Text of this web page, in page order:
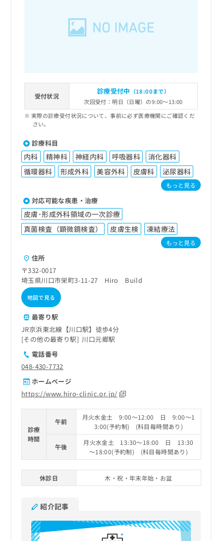
受付状況
診療受付中 （18:00まで）
次回受付：明日（日曜）の9:00～13:00
実際の診療受付状況について、事前に必ず医療機関にご確認くだ
さい。
診療科目
内科 精神科 神経内科 呼吸器科
消化器科
循環器科
形成外科 美容外科 皮膚科 泌尿器科
もっと見る
対応可能な疾患・治療
皮膚･形成外科領域の一次診療
真菌検査（顕微鏡検査）
皮膚生検 凍結療法
もっと見る
住所
〒332-0017
埼玉県川口市栄町3-11-27 Hiro Build
地図で見る
最寄り駅
JR京浜東北線【川口駅】徒歩4分
その他の最寄り駅
川口元郷駅
電話番号
048-430-7732
ホームページ
https://www.hiro-clinic.or.jp/
診療
時間
午前
月火水金土 9:00～12:00 日 9:00～1
3:00(予約制) (科目毎時間あり)
午後
月火水金土 13:30～18:00 日 13:30
～18:00(予約制) (科目毎時間あり)
休診日 木・祝・年末年始・お盆
紹介記事